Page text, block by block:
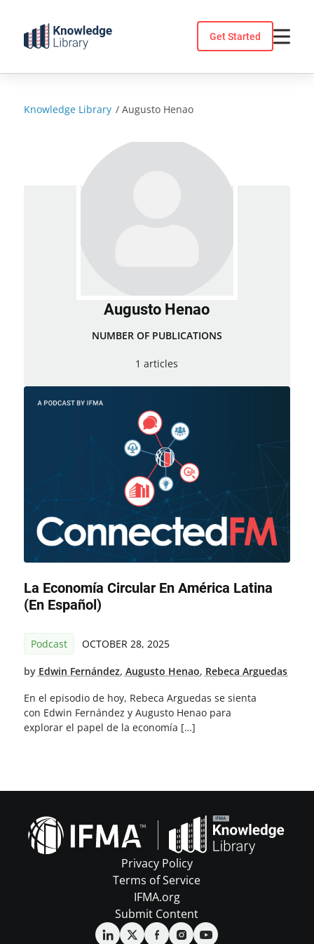
content
Get Started
Knowledge Library /Augusto Henao
Augusto Henao
NUMBER OF PUBLICATIONS
1 articles
La Economía Circular En América Latina
(en Español)
Podcast OCTOBER 28, 2025
by Edwin Fernández, Augusto Henao, Rebeca Arguedas
En el episodio de hoy, Rebeca Arguedas se sienta
con Edwin Fernández y Augusto Henao para
explorar el papel de la economía […]
Privacy Policy
Terms of Service
IFMA.org
Submit Content